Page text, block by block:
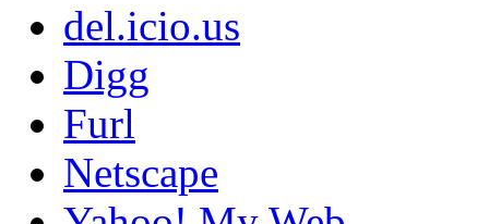
del.icio.us
Digg
Furl
Netscape